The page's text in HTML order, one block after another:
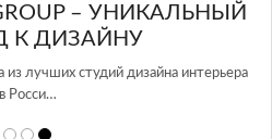
– УНИКАЛЬНЫЙ
К ДИЗАЙНУ
лучших студий дизайна интерьера
в Росси…